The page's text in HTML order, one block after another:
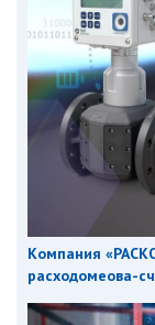
Компания
расходомеова-